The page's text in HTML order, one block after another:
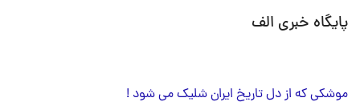
پایگاه خبری الف
موشکی که از دل تاریخ ایران شلیک می شود !